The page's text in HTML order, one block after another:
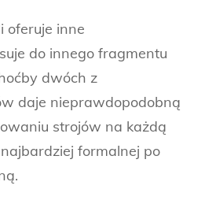
oferuje inne
do innego fragmentu
dwóch z
daje nieprawdopodobną
strojów na każdą
formalnej po